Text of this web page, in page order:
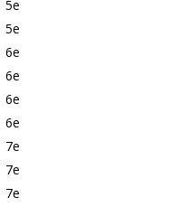
5e
5e
6e
6e
6e
6e
7e
7e
7e